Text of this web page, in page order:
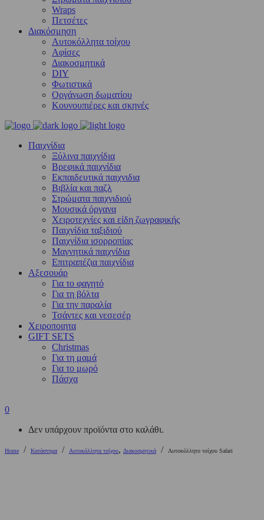
Wraps
Πετσέτες
Διακόσμηση
Αυτοκόλλητα τοίχου
Αφίσες
Διακοσμητικά
DIY
Φωτιστικά
Οργάνωση δωματίου
Κουνουπιέρες και σκηνές
Παιχνίδια
Ξύλινα παιχνίδια
Βρεφικά παιχνίδια
Εκπαιδευτικά παιχνιδια
Βιβλία και παζλ
Στρώματα παιχνιδιού
Μουσικά όργανα
Χειροτεχνίες και είδη ζωγραφικής
Παιχνίδια ταξιδιού
Παιχνίδια ισορροπίας
Μαγνητικά παιχνίδια
Επιτραπέζια παιχνίδια
Αξεσουάρ
Για το φαγητό
Για τη βόλτα
Για την παραλία
Τσάντες και νεσεσέρ
Χειροποιητα
GIFT SETS
Christmas
Για τη μαμά
Για το μωρό
Πάσχα
0
Δεν υπάρχουν προϊόντα στο καλάθι.
Home / Κατάστημα / Αυτοκόλλητα τοίχου, Διακοσμητικά / Αυτοκόλλητο τοίχου Safari